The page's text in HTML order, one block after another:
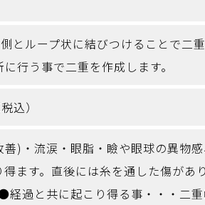
とループ状に結びつけることで二
行う事で二重を作成します。
込）
)・流涙・眼脂・瞼や眼球の異物
ます。直後には糸を通した傷があり
過と共に起こり得る事・・・二